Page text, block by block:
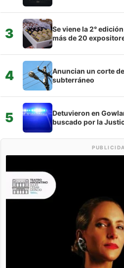
3
Se viene la 2°
más de 20
4
Anuncian un corte
subterráneo
5
Detuvieron en
buscado por la